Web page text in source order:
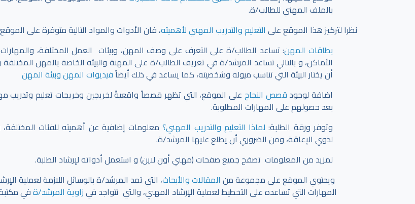
بالملف المهني للطالب/ة.
نظرا لتركيز هذا الموقع على التعليم والتدريب المهني لأهميته، فان الأدوات والمواد التالية متوفرة على
بطاقات المهن: تساعد الطالب/ة على التعرف على وصف المهن، وبيئات العمل المختلفة،
الأماكن، و بالتالي تساعد المرشد/ة في تعريف الطالب/ة على المهنة والبيئه الخاصة بالمهن
أن يختار البيئة التي تناسب ميوله وشخصيته، كما يساعد في ذلك أيضاًفيديوات المهن وبيئة المهن
اضافة لوجود قصص النجاحعلى الموقع، التي تظهر قصصاً واقعيةً لخريجين وخريجات تعليم
بعد حصولهم على المهارات المطلوبة.
وتوفر ورقة الطلبة: لماذا التعليم والتدريب المهني؟معلومات إضافية عن أهميته للفئات
لذوي الإعاقة، ومن الضروري أن يطلع عليها المرشد/ة.
لمزيد من المعلومات تصفح جميع صفحات (مهني أون لاين) و استعمل أدواته لإرشاد الطلبة.
ويحتوي الموقع على مجموعة من المقالات والأبحاث، التي تمد المرشد/ة بالوسائل اللازمة لعملية
المهارات التي تساعده على التخطيط لعملية الإرشاد المهني، والتي تتواجد فيزاوية المرشد/ةفي